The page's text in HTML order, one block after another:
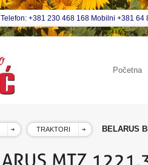
Telefon: +381 230 468 168 Mobilni +381 64
Početna
TRAKTORI BELARUS